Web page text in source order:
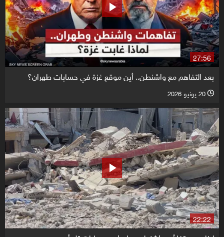
27:56
بعد التفاهم مع واشنطن.. أين موقع غزة في حسابات طهران؟
l 20 يونيو 2026
22:22